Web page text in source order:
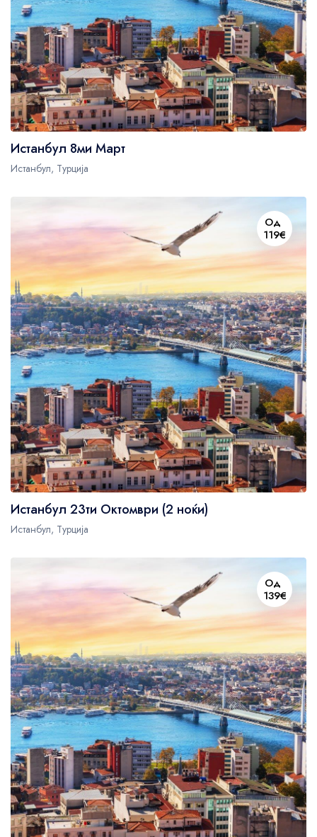
Истанбул 8ми Март
Истанбул, Турција
Од
119€
Истанбул 23ти Октомври (2 ноќи)
Истанбул, Турција
Од
139€
US$72